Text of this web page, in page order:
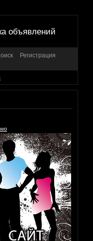
объявлений
Регистрация